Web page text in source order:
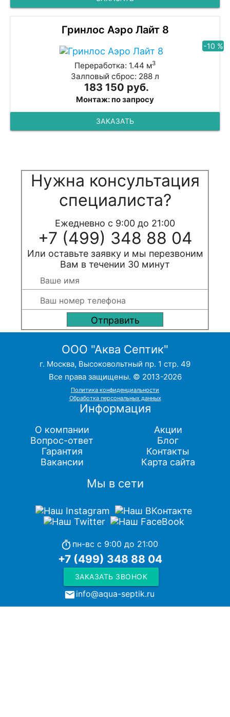
Гринлос Аэро Лайт 8
-10 %
Переработка: 1.44 м3
Залповый сброс: 288 л
183 150 руб.
Монтаж: по запросу
ЗАКАЗАТЬ
Нужна консультация
специалиста?
Ежедневно с 9:00 до 21:00
+7 (499) 348 88 04
Или оставьте заявку и мы перезвоним
Вам в течении 30 минут
ООО "Аква Септик"
г. Москва, Высоковольтный пр. 1 стр. 49
Все права защищены. © 2013-2026
Политика конфиденциальности
Обработка персональных данных
Информация
О компании
Вопрос-ответ
Гарантия
Вакансии
Акции
Блог
Контакты
Карта сайта
Мы в сети
timer пн-вс с 9:00 до 21:00
+7 (499) 348 88 04
ЗАКАЗАТЬ ЗВОНОК
local_post_officeinfo@aqua-septik.ru